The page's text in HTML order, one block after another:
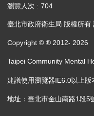
瀏覽人次
704
臺北市政府衛生局 版權所有
Copyright © ® 2012- 2026
Taipei Community Mental
建議使用瀏覽器IE6.0以上
地址：臺北市金山南路1段